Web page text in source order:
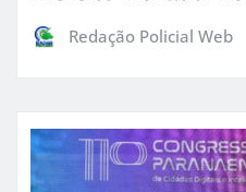
Redação Policial Web